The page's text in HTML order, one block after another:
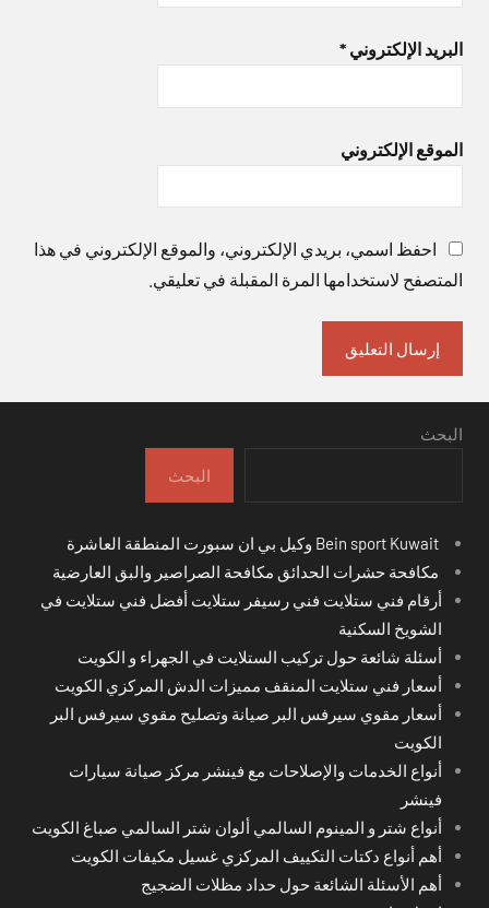
البريد الإلكتروني *
الموقع الإلكتروني
احفظ اسمي، بريدي الإلكتروني، والموقع الإلكتروني في هذا
المتصفح لاستخدامها المرة المقبلة في تعليقي.
البحث
البحث
مكافحة حشرات الحدائق مكافحة الصراصير والبق العارضية
أرقام فني ستلايت فني رسيفر ستلايت أفضل فني ستلايت في
الشويخ السكنية
أسئلة شائعة حول تركيب الستلايت في الجهراء و الكويت
أسعار فني ستلايت المنقف مميزات الدش المركزي الكويت
أسعار مقوي سيرفس البر صيانة وتصليح مقوي سيرفس البر
الكويت
أنواع الخدمات والإصلاحات مع فينشر مركز صيانة سيارات
فينشر
أنواع شتر و المينوم السالمي ألوان شتر السالمي صباغ الكويت
أهم أنواع دكتات التكييف المركزي غسيل مكيفات الكويت
أهم الأسئلة الشائعة حول حداد مظلات الضجيج